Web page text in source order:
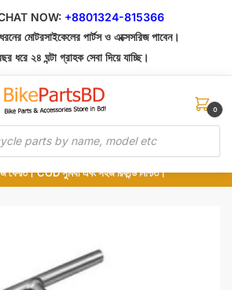
NOW: +8801324-815366
মোটরসাইকেলের পার্টস ও এক্সেসরিজ পাবেন।
ধরে ২৪ ঘন্টা গ্রাহক সেবা দিয়ে যাচ্ছি।
0
সরাসরি সংগ্রহ এবং শুধুমাত্র কুরিয়ার সার্ভিসে ডেলিভারি।
পছন্দ হলে Cash on Delivery দিন, না হলে ৫ মিনিটে ১৯৯
ফেরত। COD সুবিধা এবং সহজ রিফান্ড নিশ্চিত।